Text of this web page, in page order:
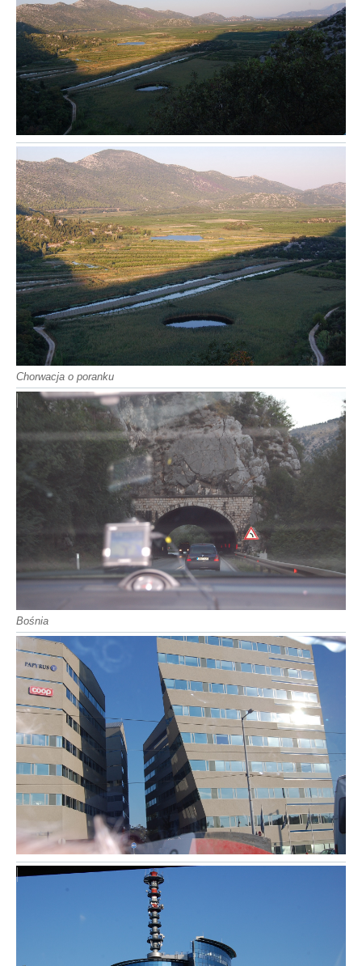
Chorwacja o poranku
Bośnia